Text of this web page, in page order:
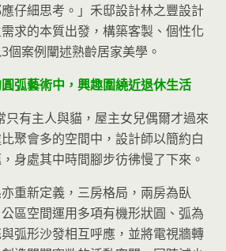
仔細思考。」禾邸設計林之豐設計
求的本質出發，構築客製、個性化
個案例闡述熟齡居家美學。
弧藝術中，興趣圍繞近退休生活
只有主人與貓，屋主女兒偶爾才過來
聚會多的空間中，設計師以簡約白
身處其中時間腳步彷彿慢了下來。
重新定義，三房格局，兩房為臥
區空間運用多項有機形狀圓、弧為
弧形沙發相互呼應，並將電視牆轉